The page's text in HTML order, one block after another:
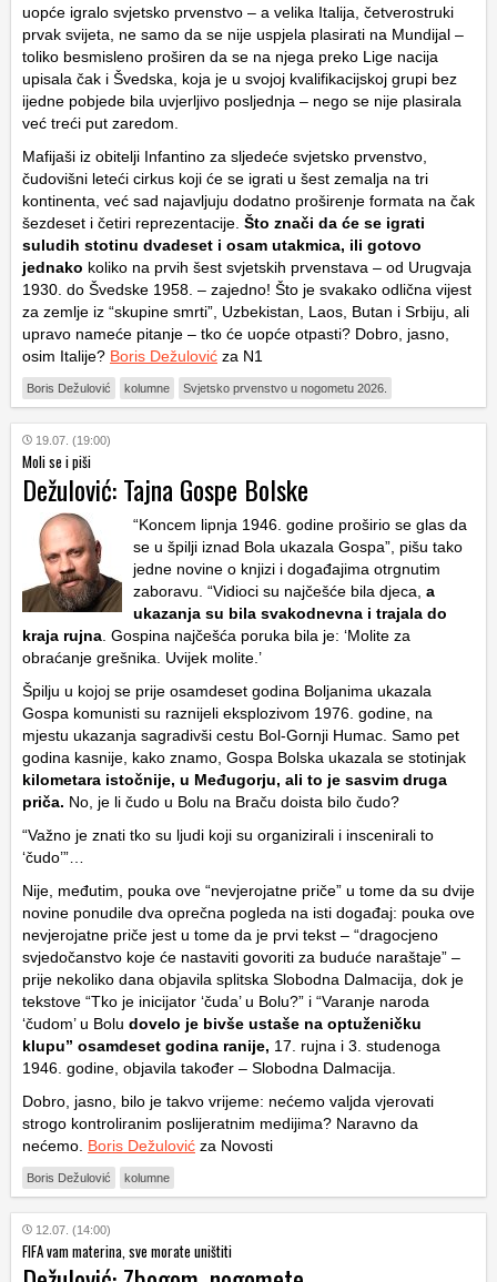
uopće igralo svjetsko prvenstvo – a velika Italija, četverostruki
prvak svijeta, ne samo da se nije uspjela plasirati na Mundijal –
toliko besmisleno proširen da se na njega preko Lige nacija
upisala čak i Švedska, koja je u svojoj kvalifikacijskoj grupi bez
ijedne pobjede bila uvjerljivo posljednja – nego se nije plasirala
već treći put zaredom.
Mafijaši iz obitelji Infantino za sljedeće svjetsko prvenstvo,
čudovišni leteći cirkus koji će se igrati u šest zemalja na tri
kontinenta, već sad najavljuju dodatno proširenje formata na čak
šezdeset i četiri reprezentacije. Što znači da će se igrati
suludih stotinu dvadeset i osam utakmica, ili gotovo
jednako koliko na prvih šest svjetskih prvenstava – od Urugvaja
1930. do Švedske 1958. – zajedno! Što je svakako odlična vijest
za zemlje iz “skupine smrti”, Uzbekistan, Laos, Butan i Srbiju, ali
upravo nameće pitanje – tko će uopće otpasti? Dobro, jasno,
osim Italije? Boris Dežulović za N1
Boris Dežulović kolumne Svjetsko prvenstvo u nogometu 2026.
19.07. (19:00)
Moli se i piši
Dežulović: Tajna Gospe Bolske
“Koncem lipnja 1946. godine proširio se glas da
se u špilji iznad Bola ukazala Gospa”, pišu tako
jedne novine o knjizi i događajima otrgnutim
zaboravu. “Vidioci su najčešće bila djeca, a
ukazanja su bila svakodnevna i trajala do
kraja rujna . Gospina najčešća poruka bila je: ‘Molite za
obraćanje grešnika. Uvijek molite.’
Špilju u kojoj se prije osamdeset godina Boljanima ukazala
Gospa komunisti su raznijeli eksplozivom 1976. godine, na
mjestu ukazanja sagradivši cestu Bol-Gornji Humac. Samo pet
godina kasnije, kako znamo, Gospa Bolska ukazala se stotinjak
kilometara istočnije, u Međugorju, ali to je sasvim druga
priča. No, je li čudo u Bolu na Braču doista bilo čudo?
“Važno je znati tko su ljudi koji su organizirali i inscenirali to
‘čudo’”…
Nije, međutim, pouka ove “nevjerojatne priče” u tome da su dvije
novine ponudile dva oprečna pogleda na isti događaj: pouka ove
nevjerojatne priče jest u tome da je prvi tekst – “dragocjeno
svjedočanstvo koje će nastaviti govoriti za buduće naraštaje” –
prije nekoliko dana objavila splitska Slobodna Dalmacija, dok je
tekstove “Tko je inicijator ‘čuda’ u Bolu?” i “Varanje naroda
‘čudom’ u Bolu dovelo je bivše ustaše na optuženičku
klupu” osamdeset godina ranije, 17. rujna i 3. studenoga
1946. godine, objavila također – Slobodna Dalmacija.
Dobro, jasno, bilo je takvo vrijeme: nećemo valjda vjerovati
strogo kontroliranim poslijeratnim medijima? Naravno da
nećemo. Boris Dežulović za Novosti
Boris Dežulović kolumne
12.07. (14:00)
FIFA vam materina, sve morate uništiti